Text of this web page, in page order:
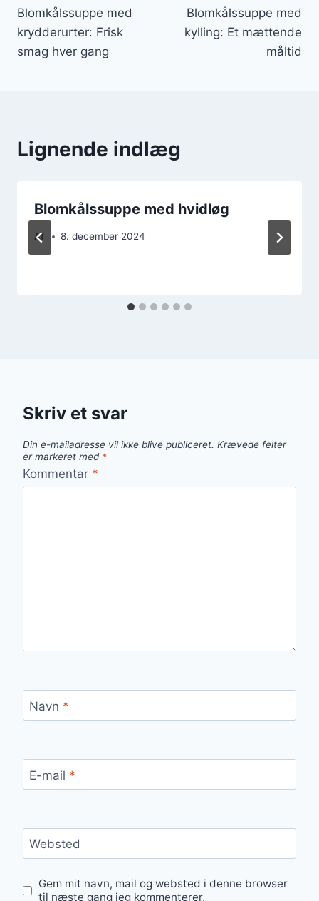
Blomkålssuppe med
krydderurter: Frisk
smag hver gang
Blomkålssuppe med
kylling: Et mættende
måltid
Lignende indlæg
Blomkålssuppe med hvidløg
Af 8. december 2024
Skriv et svar
Din e-mailadresse vil ikke blive publiceret. Krævede felter
er markeret med *
Kommentar *
Navn *
E-mail *
Websted
Gem mit navn, mail og websted i denne browser
til næste gang jeg kommenterer.